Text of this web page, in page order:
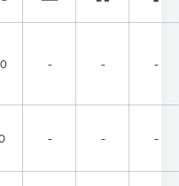
- - -
- - -